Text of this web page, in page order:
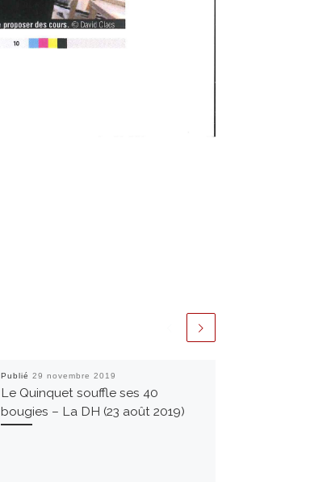
Publié 29 novembre 2019
Le Quinquet souffle ses 40
bougies – La DH (23 août 2019)